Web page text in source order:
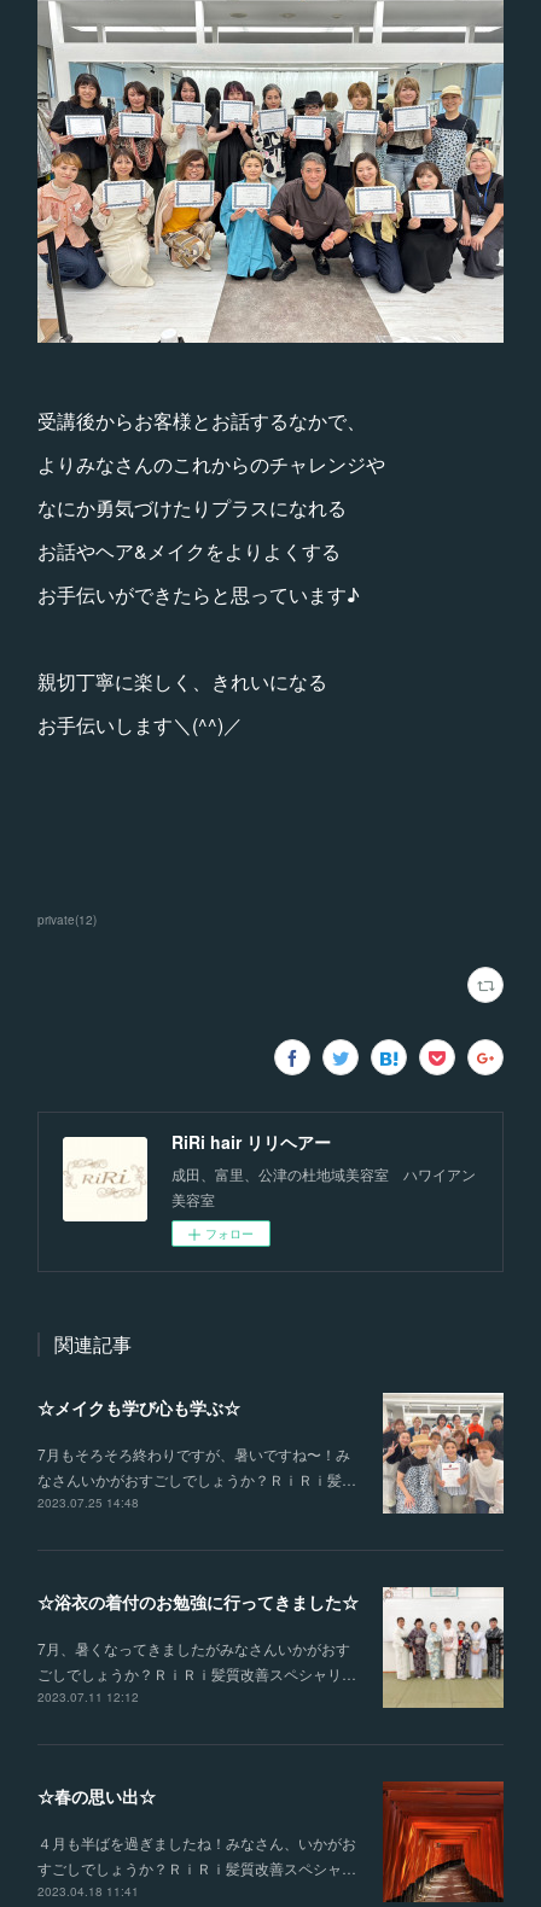
受講後からお客様とお話するなかで、
よりみなさんのこれからのチャレンジや
なにか勇気づけたりプラスになれる
お話やヘア&メイクをよりよくする
お手伝いができたらと思っています♪
親切丁寧に楽しく、きれいになる
お手伝いします＼(^^)／
private(12)
RiRi hair リリヘアー
成田、富里、公津の杜地域美容室 ハワイアン
美容室
フォロー
関連記事
☆メイクも学び心も学ぶ☆
7月もそろそろ終わりですが、暑いですね〜！み
なさんいかがおすごしでしょうか？ＲｉＲｉ髪…
2023.07.25 14:48
☆浴衣の着付のお勉強に行ってきました☆
7月、暑くなってきましたがみなさんいかがおす
ごしでしょうか？ＲｉＲｉ髪質改善スペシャリ…
2023.07.11 12:12
☆春の思い出☆
４月も半ばを過ぎましたね！みなさん、いかがお
すごしでしょうか？ＲｉＲｉ髪質改善スペシャ…
2023.04.18 11:41